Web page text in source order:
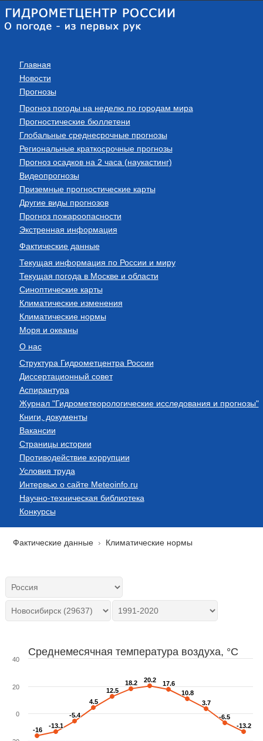
Главная
Новости
Прогнозы
Прогноз погоды на неделю по городам мира
Прогностические бюллетени
Глобальные среднесрочные прогнозы
Региональные краткосрочные прогнозы
Прогноз осадков на 2 часа (наукастинг)
Видеопрогнозы
Приземные прогностические карты
Другие виды прогнозов
Прогноз пожароопасности
Экстренная информация
Фактические данные
Текущая информация по России и миру
Текущая погода в Москве и области
Синоптические карты
Климатические изменения
Климатические нормы
Моря и океаны
О нас
Структура Гидрометцентра России
Диссертационный совет
Аспирантура
Журнал "Гидрометеорологические исследования и прогнозы"
Книги, документы
Вакансии
Страницы истории
Противодействие коррупции
Условия труда
Интервью о сайте Meteoinfo.ru
Научно-техническая библиотека
Конкурсы
Фактические данные Климатические нормы
Среднемесячная температура воздуха, °C
-16
-16
-13.1
-13.1
-5.4
-5.4
4.5
4.5
12.5
12.5
18.2
18.2 20.2
20.2 17.6
17.6
10.8
10.8
3.7
3.7
-6.5
-6.5
-13.2
-13.2
0
20
40